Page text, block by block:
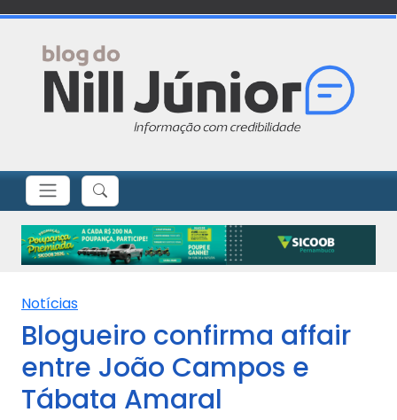
Notícias
Blogueiro confirma affair
entre João Campos e
Tábata Amaral